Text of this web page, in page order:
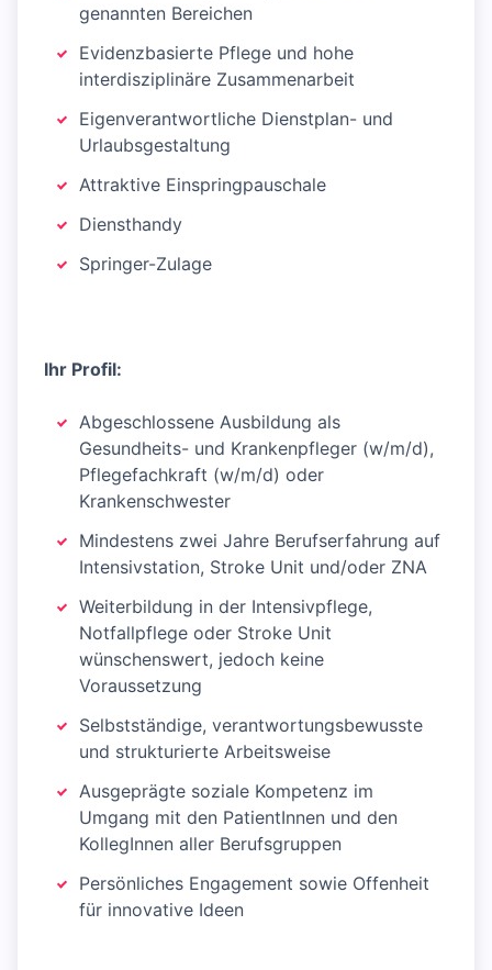
genannten Bereichen
Evidenzbasierte Pflege und hohe
interdisziplinäre Zusammenarbeit
Eigenverantwortliche Dienstplan- und
Urlaubsgestaltung
Attraktive Einspringpauschale
Diensthandy
Springer-Zulage
Ihr Profil:
Abgeschlossene Ausbildung als
Gesundheits- und Krankenpfleger (w/m/d),
Pflegefachkraft (w/m/d) oder
Krankenschwester
Mindestens zwei Jahre Berufserfahrung auf
Intensivstation, Stroke Unit und/oder ZNA
Weiterbildung in der Intensivpflege,
Notfallpflege oder Stroke Unit
wünschenswert, jedoch keine
Voraussetzung
Selbstständige, verantwortungsbewusste
und strukturierte Arbeitsweise
Ausgeprägte soziale Kompetenz im
Umgang mit den PatientInnen und den
KollegInnen aller Berufsgruppen
Persönliches Engagement sowie Offenheit
für innovative Ideen